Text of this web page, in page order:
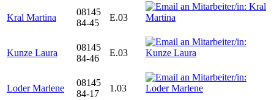
Kral Martina
08145
84-45
E.03
Kunze Laura
08145
84-46
E.03
Loder Marlene
08145
84-17
1.03